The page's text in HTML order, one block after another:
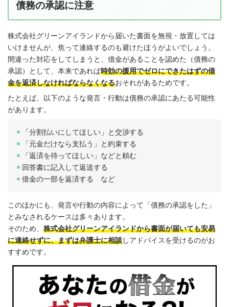
債務の承認に注意
株式会社グリーンアイランドから届いた書面を無視・放置しては
いけませんが、焦って連絡するのも避けたほうがよいでしょう。
間違った対応をしてしまうと、借金があることを認めた（債務の
承認）として、本来であれば時効の援用でゼロにできたはずの借
金を返済しなければならなくなるおそれがあるためです。
たとえば、以下のような発言・行動は債務の承認にあたる可能性
があります。
「分割払いにしてほしい」と交渉する
「元金だけなら支払う」と約束する
「返済を待ってほしい」などと頼む
回答書に記入して返送する
借金の一部を返済する など
このほかにも、発言や行動の内容によって「債務の承認をした」
とみなされるケースは多々あります。
そのため、 株式会社グリーンアイランドから書面が届いても安易
に連絡せずに、まずは弁護士に相談しアドバイスを受けるのがお
すすめです。